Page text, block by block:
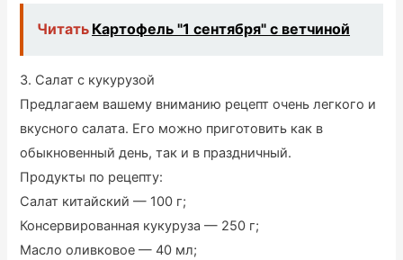
Читать Картофель "1 сентября" с ветчиной
3. Салат с кукурузой
Предлагаем вашему вниманию рецепт очень легкого и
вкусного салата. Его можно приготовить как в
обыкновенный день, так и в праздничный.
Продукты по рецепту:
Салат китайский — 100 г;
Консервированная кукуруза — 250 г;
Масло оливковое — 40 мл;